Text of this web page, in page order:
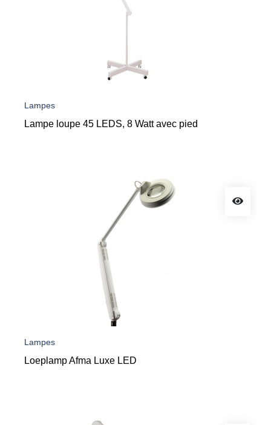
Lampes
Lampe loupe 45 LEDS, 8 Watt avec pied
Lampes
Loeplamp Afma Luxe LED